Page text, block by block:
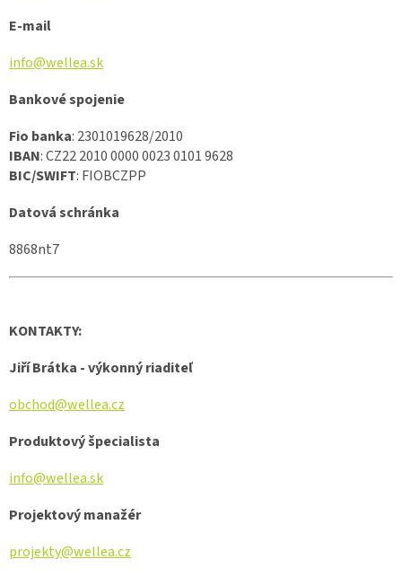
E-mail
info@wellea.sk
Bankové spojenie
Fio banka: 2301019628/2010
IBAN: CZ22 2010 0000 0023 0101 9628
BIC/SWIFT: FIOBCZPP
Datová schránka
8868nt7
KONTAKTY:
Jiří Brátka - výkonný riaditeľ
obchod@wellea.cz
Produktový špecialista
info@wellea.sk
Projektový manažér
projekty@wellea.cz